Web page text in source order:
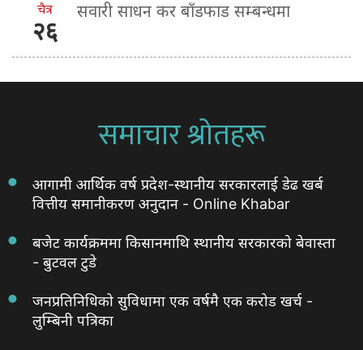
चैत्र
२६
सवारी साधन कर बाँडफाड सम्बन्धमा
समाचार श्रोतहरू
आगामी आर्थिक वर्ष प्रदेश-स्थानीय सरकारलाई डेढ खर्ब
वित्तीय समानीकरण अनुदान - Online Khabar
बजेट कार्यक्रममा किसानमाथि स्थानीय सरकारको बेवास्ता
- बुटवल टुडे
जनप्रतिनिधिको सुविधामा एक वर्षमै एक करोड खर्च -
लुम्बिनी पत्रिका